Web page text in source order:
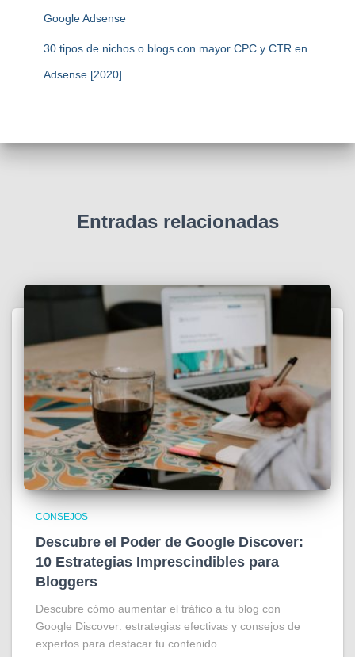
Google Adsense
30 tipos de nichos o blogs con mayor CPC y CTR en
Adsense [2020]
Entradas relacionadas
CONSEJOS
Descubre el Poder de Google Discover:
10 Estrategias Imprescindibles para
Bloggers
Descubre cómo aumentar el tráfico a tu blog con
Google Discover: estrategias efectivas y consejos de
expertos para destacar tu contenido.